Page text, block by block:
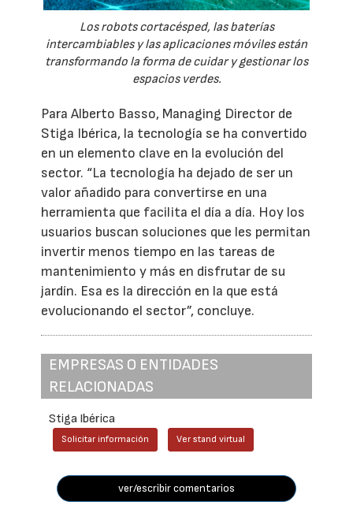
Los robots cortacésped, las baterías
intercambiables y las aplicaciones móviles están
transformando la forma de cuidar y gestionar los
espacios verdes.
Para Alberto Basso, Managing Director de
Stiga Ibérica, la tecnología se ha convertido
en un elemento clave en la evolución del
sector. “La tecnología ha dejado de ser un
valor añadido para convertirse en una
herramienta que facilita el día a día. Hoy los
usuarios buscan soluciones que les permitan
invertir menos tiempo en las tareas de
mantenimiento y más en disfrutar de su
jardín. Esa es la dirección en la que está
evolucionando el sector”, concluye.
EMPRESAS O ENTIDADES
RELACIONADAS
Stiga Ibérica
Solicitar información Ver stand virtual
ver/escribir comentarios